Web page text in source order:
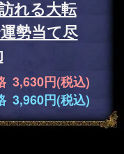
れる大転
勢当て尽
3,630円(税込)
3,960円(税込)